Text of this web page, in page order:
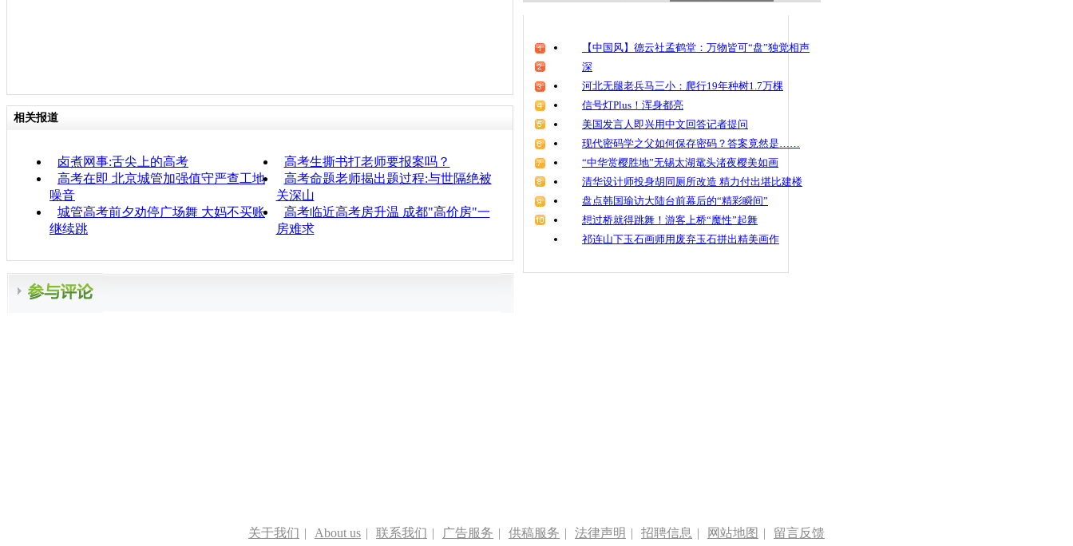
相关报道
卤煮网事:舌尖上的高考
高考生撕书打老师要报案吗？
高考在即 北京城管加强值守严查工地
噪音
高考命题老师揭出题过程:与世隔绝被
关深山
城管高考前夕劝停广场舞 大妈不买账
继续跳
高考临近高考房升温 成都"高价房"一
房难求
【中国风】德云社孟鹤堂：万物皆可“盘”独觉相声
深
河北无腿老兵马三小：爬行19年种树1.7万棵
信号灯Plus！浑身都亮
美国发言人即兴用中文回答记者提问
现代密码学之父如何保存密码？答案竟然是……
“中华赏樱胜地”无锡太湖鼋头渚夜樱美如画
清华设计师投身胡同厕所改造 精力付出堪比建楼
盘点韩国瑜访大陆台前幕后的“精彩瞬间”
想过桥就得跳舞！游客上桥“魔性”起舞
祁连山下玉石画师用废弃玉石拼出精美画作
关于我们 | About us | 联系我们 | 广告服务 | 供稿服务 | 法律声明 | 招聘信息 | 网站地图 | 留言反馈